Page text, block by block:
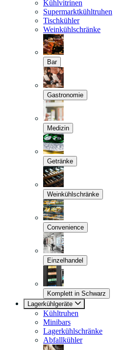
Kühlvitrinen
Supermarktkühltruhen
Tischkühler
Weinkühlschränke
Bar
Gastronomie
Medizin
Getränke
Weinkühlschränke
Convenience
Einzelhandel
Komplett in Schwarz
Lagerkühlgeräte
Kühltruhen
Minibars
Lagerkühlschränke
Abfallkühler